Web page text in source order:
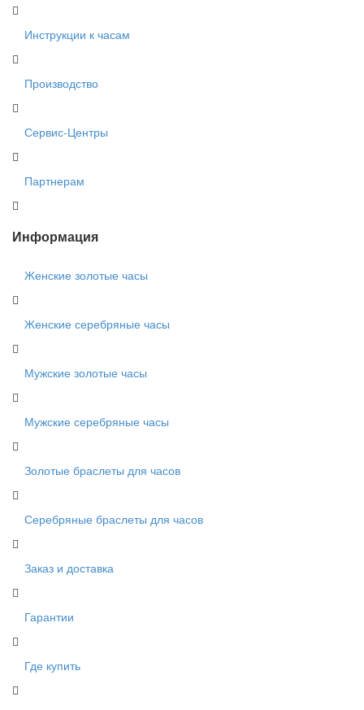
Инструкции к часам
Производство
Сервис-Центры
Партнерам
Информация
Женские золотые часы
Женские серебряные часы
Мужские золотые часы
Мужские серебряные часы
Золотые браслеты для часов
Серебряные браслеты для часов
Заказ и доставка
Гарантии
Где купить